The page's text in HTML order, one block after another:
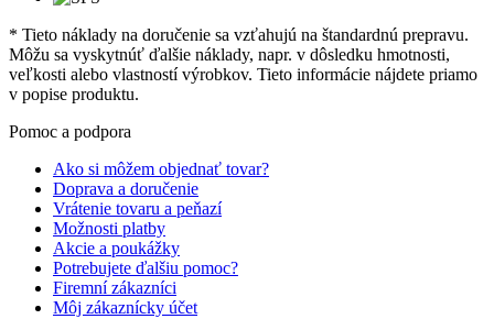
* Tieto náklady na doručenie sa vzťahujú na štandardnú prepravu.
Môžu sa vyskytnúť ďalšie náklady, napr. v dôsledku hmotnosti,
veľkosti alebo vlastností výrobkov. Tieto informácie nájdete priamo
v popise produktu.
Pomoc a podpora
Ako si môžem objednať tovar?
Doprava a doručenie
Vrátenie tovaru a peňazí
Možnosti platby
Akcie a poukážky
Potrebujete ďalšiu pomoc?
Firemní zákazníci
Môj zákaznícky účet